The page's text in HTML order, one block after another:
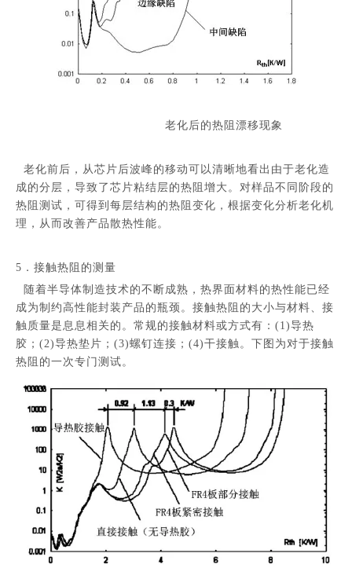
老化后的热阻漂移现象
老化前后，从芯片后波峰的移动可以清晰地看出由于老化造
成的分层，导致了芯片粘结层的热阻增大。对样品不同阶段的
热阻测试，可得到每层结构的热阻变化，根据变化分析老化机
理，从而改善产品散热性能。
5．接触热阻的测量
随着半导体制造技术的不断成熟，热界面材料的热性能已经
成为制约高性能封装产品的瓶颈。接触热阻的大小与材料、接
触质量是息息相关的。常规的接触材料或方式有：(1)导热
胶；(2)导热垫片；(3)螺钉连接；(4)干接触。下图为对于接触
热阻的一次专门测试。